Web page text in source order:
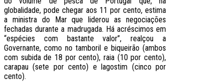
globalidade, pode chegar aos 11 por cento, estima
a ministra do Mar que liderou as negociações
fechadas durante a madrugada. Há acréscimos em
“espécies com bastante valor”, realçou a
Governante, como no tamboril e biqueirão (ambos
com subida de 18 por cento), raia (10 por cento),
carapau (sete por cento) e lagostim (cinco por
cento).